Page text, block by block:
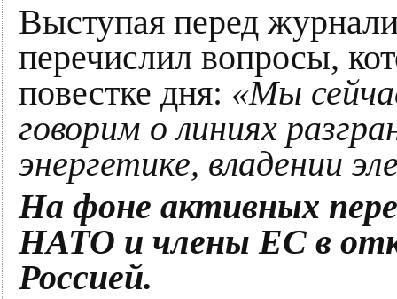
Выступая перед
перечислил вопросы,
повестке дня: «Мы
говорим о линиях
энергетике, владении
На фоне активных
НАТО и члены ЕС в
Россией.